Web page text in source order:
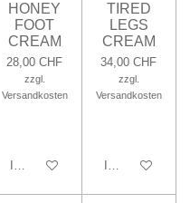
HONEY
FOOT
CREAM
28,00 CHF
zzgl.
Versandkosten
In den Warenkorb
TIRED
LEGS
CREAM
34,00 CHF
zzgl.
Versandkosten
In den